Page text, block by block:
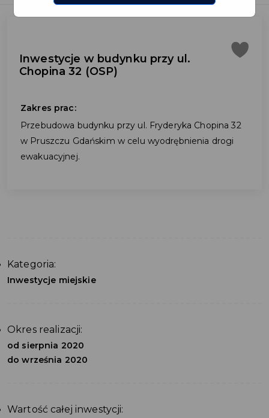
Inwestycje w budynku przy ul.
Chopina 32 (OSP)
Zakres prac:
Przebudowa budynku przy ul. Fryderyka Chopina 32
w Pruszczu Gdańskim w celu wyodrębnienia drogi
ewakuacyjnej.
Kategoria:
Inwestycje miejskie
Okres realizacji:
od sierpnia 2020
do września 2020
Wartość całej inwestycji: